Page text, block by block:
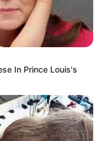
In Prince Louis's